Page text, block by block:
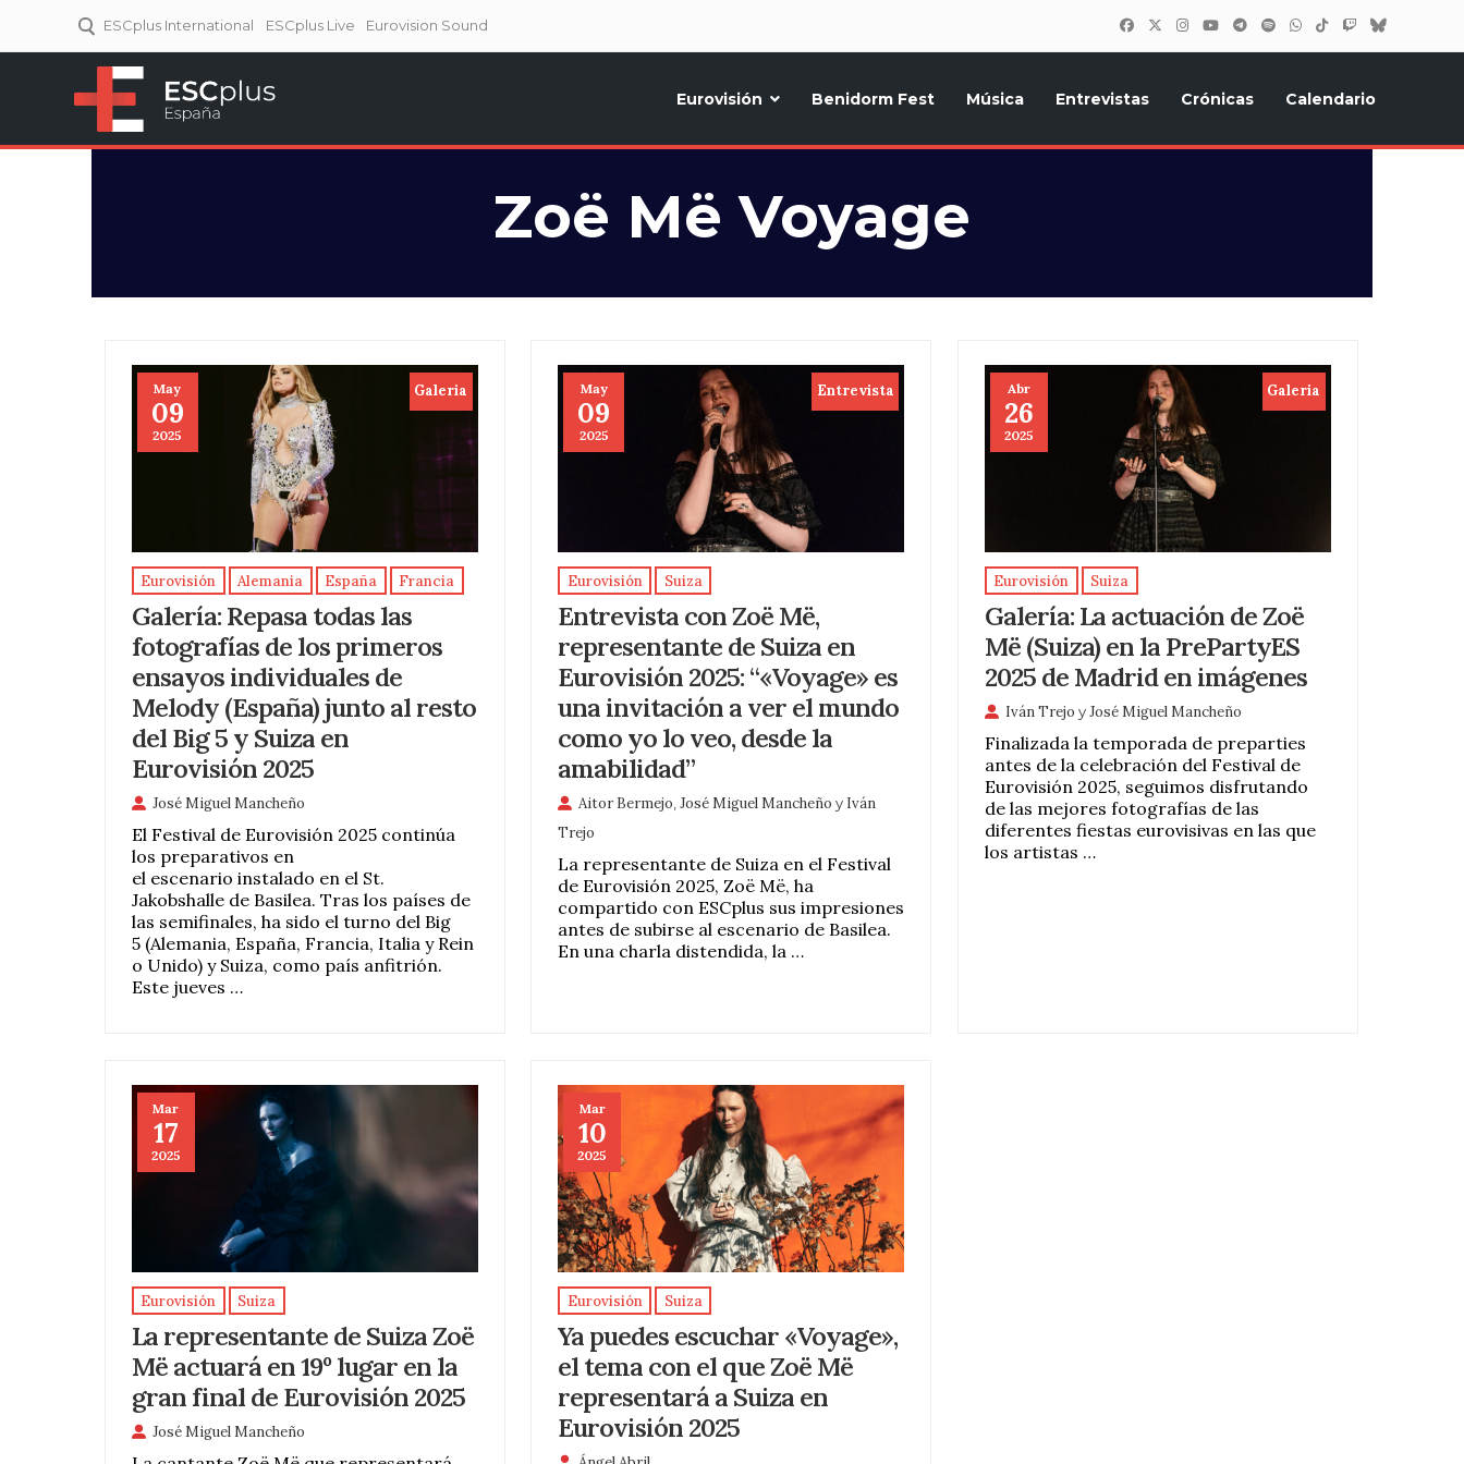
ESCplus International ESCplus Live Eurovision Sound
Eurovisión Benidorm Fest Música Entrevistas Crónicas Calendario
Zoë Më Voyage
May
09
2025
Galeria
Eurovisión Alemania España Francia
Galería: Repasa todas las
fotografías de los primeros
ensayos individuales de
Melody (España) junto al resto
del Big 5 y Suiza en
Eurovisión 2025
José Miguel Mancheño
El Festival de Eurovisión 2025 continúa
los preparativos en
el escenario instalado en el St.
Jakobshalle de Basilea. Tras los países de
las semifinales, ha sido el turno del Big
5 (Alemania, España, Francia, Italia y Rein
o Unido) y Suiza, como país anfitrión.
Este jueves …
May
09
2025
Entrevista
Eurovisión Suiza
Entrevista con Zoë Më,
representante de Suiza en
Eurovisión 2025: “«Voyage» es
una invitación a ver el mundo
como yo lo veo, desde la
amabilidad”
Aitor Bermejo ,José Miguel Mancheño y Iván
Trejo
La representante de Suiza en el Festival
de Eurovisión 2025, Zoë Më, ha
compartido con ESCplus sus impresiones
antes de subirse al escenario de Basilea.
En una charla distendida, la …
Abr
26
2025
Galeria
Eurovisión Suiza
Galería: La actuación de Zoë
Më (Suiza) en la PrePartyES
2025 de Madrid en imágenes
Iván Trejo yJosé Miguel Mancheño
Finalizada la temporada de preparties
antes de la celebración del Festival de
Eurovisión 2025, seguimos disfrutando
de las mejores fotografías de las
diferentes fiestas eurovisivas en las que
los artistas …
Mar
17
2025
Eurovisión Suiza
La representante de Suiza Zoë
Më actuará en 19º lugar en la
gran final de Eurovisión 2025
José Miguel Mancheño
Mar
10
2025
Eurovisión Suiza
Ya puedes escuchar «Voyage»,
el tema con el que Zoë Më
representará a Suiza en
Eurovisión 2025